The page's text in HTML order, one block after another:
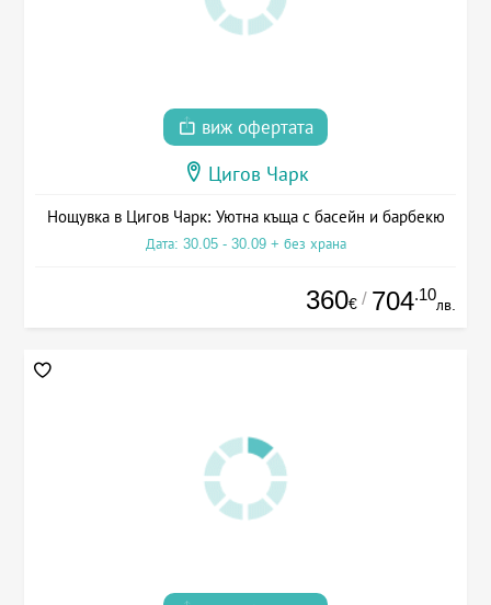
виж офертата
Цигов Чарк
Нощувка в Цигов Чарк: Уютна къща с басейн и барбекю
Дата: 30.05 - 30.09 + без храна
360€ / 704.10
лв.